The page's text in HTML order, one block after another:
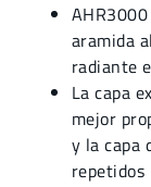
aramida
radiante
La capa
mejor
y la capa
repetidos